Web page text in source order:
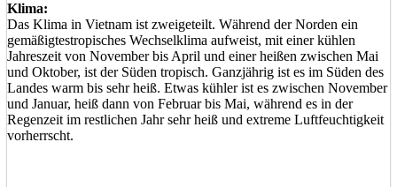
Klima:
Das Klima in Vietnam ist zweigeteilt. Während der Norden ein
gemäßigtestropisches Wechselklima aufweist, mit einer kühlen
Jahreszeit von November bis April und einer heißen zwischen Mai
und Oktober, ist der Süden tropisch. Ganzjährig ist es im Süden des
Landes warm bis sehr heiß. Etwas kühler ist es zwischen November
und Januar, heiß dann von Februar bis Mai, während es in der
Regenzeit im restlichen Jahr sehr heiß und extreme Luftfeuchtigkeit
vorherrscht.